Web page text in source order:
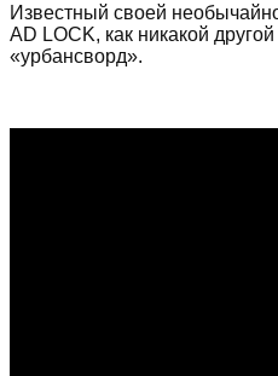
Известный своей
AD LOCK, как никакой
«урбансворд».